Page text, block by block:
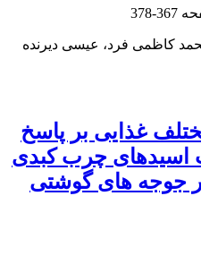
367-378
کاظمی فرد، عیسی دیرنده
غذایی بر پاسخ
اسیدهای چرب کبدی
جوجه های گوشتی